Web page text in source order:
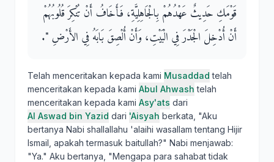
قَوْمَكِ حَدِيثٌ عَهْدُهُمْ بِالْجَاهِلِيَّةِ، فَأَخَافُ أَنْ تُنْكِرَ قُلُوبُهُمْ
أَنْ أُدْخِلَ الْجَدْرَ فِي الْبَيْتِ، وَأَنْ أُلْصِقَ بَابَهُ فِي الأَرْضِ ‏"‏‏.‏
Telah menceritakan kepada kami Musaddad telah
menceritakan kepada kami Abul Ahwash telah
menceritakan kepada kami Asy'ats dari
Al Aswad bin Yazid dari 'Aisyah berkata, "Aku
bertanya Nabi shallallahu 'alaihi wasallam tentang Hijir
Ismail, apakah termasuk baitullah?" Nabi menjawab:
"Ya." Aku bertanya, "Mengapa para sahabat tidak